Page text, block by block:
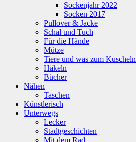
Sockenjahr 2022
Socken 2017
Pullover & Jacke
Schal und Tuch
Für die Hände
Mütze
Tiere und was zum Kuscheln
Häkeln
Bücher
Nähen
Taschen
Künstlerisch
Unterwegs
Lecker
Stadtgeschichten
Mit dem Rad